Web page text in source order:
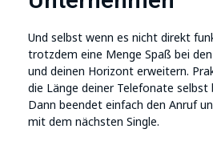
Und selbst wenn es nicht direkt
trotzdem eine Menge Spaß bei
und deinen Horizont erweitern.
die Länge deiner Telefonate
Dann beendet einfach den Anruf
mit dem nächsten Single.